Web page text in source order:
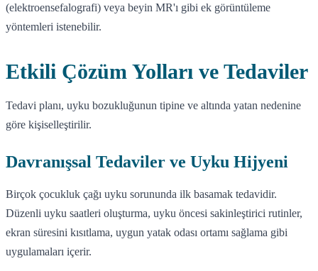
(elektroensefalografi) veya beyin MR'ı gibi ek görüntüleme
yöntemleri istenebilir.
Etkili Çözüm Yolları ve Tedaviler
Tedavi planı, uyku bozukluğunun tipine ve altında yatan nedenine
göre kişiselleştirilir.
Davranışsal Tedaviler ve Uyku Hijyeni
Birçok çocukluk çağı uyku sorununda ilk basamak tedavidir.
Düzenli uyku saatleri oluşturma, uyku öncesi sakinleştirici rutinler,
ekran süresini kısıtlama, uygun yatak odası ortamı sağlama gibi
uygulamaları içerir.